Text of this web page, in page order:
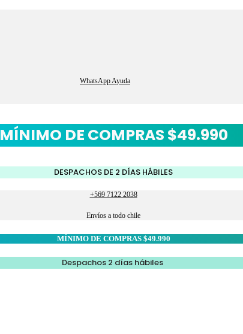
WhatsApp Ayuda
MÍNIMO DE COMPRAS $49.990
DESPACHOS DE 2 DÍAS HÁBILES
+569 7122 2038
Envíos a todo chile
MÍNIMO DE COMPRAS $49.990
Despachos 2 días hábiles